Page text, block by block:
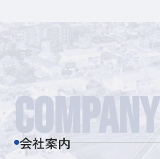
COMPANY
会社案内